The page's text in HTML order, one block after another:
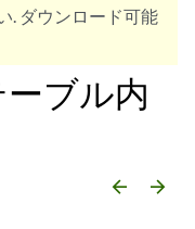
. ダウンロード可能
ブル内
arrow_backward arrow_forward